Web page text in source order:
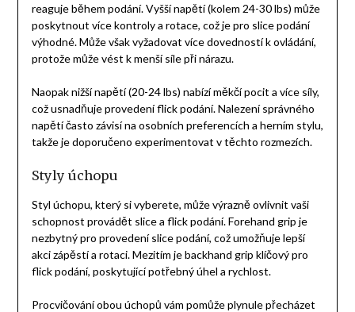
reaguje během podání. Vyšší napětí (kolem 24-30 lbs) může
poskytnout více kontroly a rotace, což je pro slice podání
výhodné. Může však vyžadovat více dovedností k ovládání,
protože může vést k menší síle při nárazu.
Naopak nižší napětí (20-24 lbs) nabízí měkčí pocit a více síly,
což usnadňuje provedení flick podání. Nalezení správného
napětí často závisí na osobních preferencích a herním stylu,
takže je doporučeno experimentovat v těchto rozmezích.
Styly úchopu
Styl úchopu, který si vyberete, může výrazně ovlivnit vaši
schopnost provádět slice a flick podání. Forehand grip je
nezbytný pro provedení slice podání, což umožňuje lepší
akci zápěstí a rotaci. Mezitím je backhand grip klíčový pro
flick podání, poskytující potřebný úhel a rychlost.
Procvičování obou úchopů vám pomůže plynule přecházet